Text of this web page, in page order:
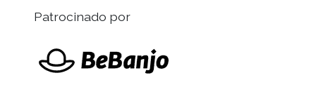
Patrocinado por